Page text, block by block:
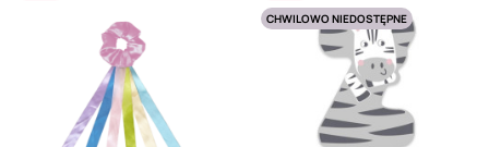
CHWILOWO NIEDOSTĘPNE